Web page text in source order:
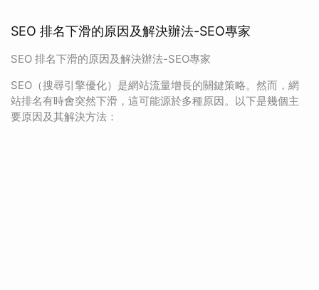
SEO 排名下滑的原因及解決辦法-SEO專家
SEO 排名下滑的原因及解決辦法-SEO專家
SEO（搜尋引擎優化）是網站流量增長的關鍵策略。然而，網
站排名有時會突然下滑，這可能源於多種原因。以下是幾個主
要原因及其解決方法：